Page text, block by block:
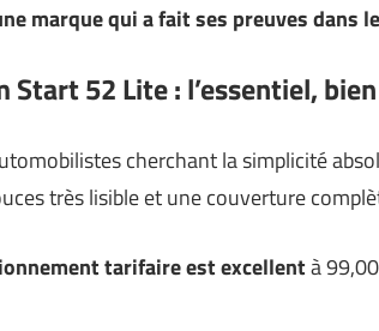
marque qui a fait ses preuves dans
Start 52 Lite : l’essentiel,
cherchant la simplicité
très lisible et une couverture
tarifaire est excellentà